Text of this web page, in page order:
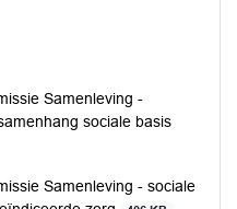
Samenleving -
sociale basis
Samenleving - sociale